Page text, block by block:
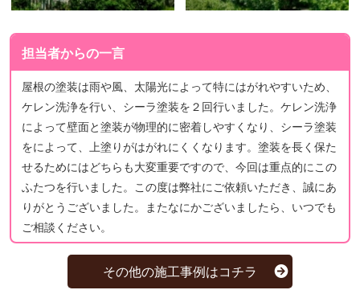
担当者からの一言
屋根の塗装は雨や風、太陽光によって特にはがれやすいため、
ケレン洗浄を行い、シーラ塗装を２回行いました。ケレン洗浄
によって壁面と塗装が物理的に密着しやすくなり、シーラ塗装
をによって、上塗りがはがれにくくなります。塗装を長く保た
せるためにはどちらも大変重要ですので、今回は重点的にこの
ふたつを行いました。この度は弊社にご依頼いただき、誠にあ
りがとうございました。またなにかございましたら、いつでも
ご相談ください。
その他の施工事例はコチラ